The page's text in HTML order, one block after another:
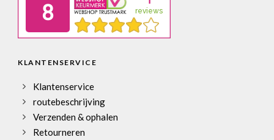
KLANTENSERVICE
Klantenservice
routebeschrijving
Verzenden & ophalen
Retourneren